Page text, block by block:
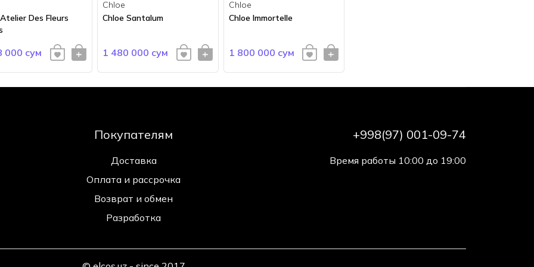
Des Fleurs
000 сум
Chloe
Chloe Santalum
1 480 000 сум
Chloe
Chloe Immortelle
1 800 000 сум
Покупателям
Доставка
Оплата и рассрочка
Возврат и обмен
Разработка
+998(97) 001-09-74
Время работы 10:00 до 19:00